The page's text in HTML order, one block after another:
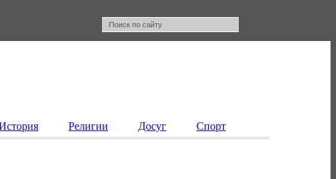
Религии Досуг Спорт